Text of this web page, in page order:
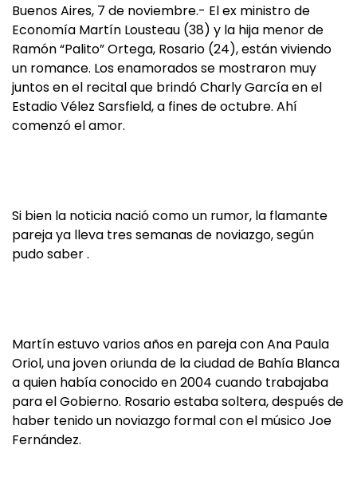
Buenos Aires, 7 de noviembre.- El ex ministro de
Economía Martín Lousteau (38) y la hija menor de
Ramón “Palito” Ortega, Rosario (24), están viviendo
un romance. Los enamorados se mostraron muy
juntos en el recital que brindó Charly García en el
Estadio Vélez Sarsfield, a fines de octubre. Ahí
comenzó el amor.
Si bien la noticia nació como un rumor, la flamante
pareja ya lleva tres semanas de noviazgo, según
pudo saber .
Martín estuvo varios años en pareja con Ana Paula
Oriol, una joven oriunda de la ciudad de Bahía Blanca
a quien había conocido en 2004 cuando trabajaba
para el Gobierno. Rosario estaba soltera, después de
haber tenido un noviazgo formal con el músico Joe
Fernández.